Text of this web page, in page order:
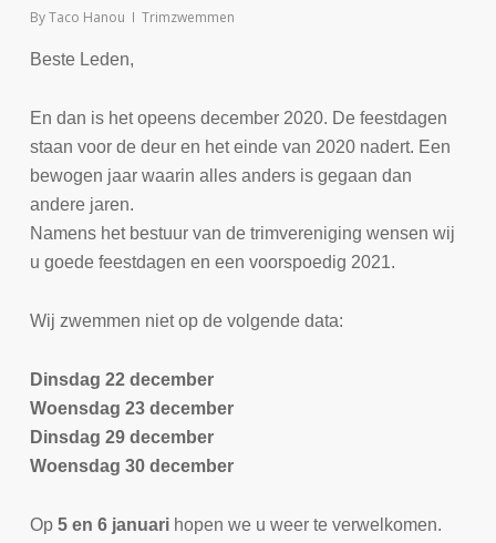
ByTaco Hanou Trimzwemmen
Beste Leden,
En dan is het opeens december 2020. De feestdagen
staan voor de deur en het einde van 2020 nadert. Een
bewogen jaar waarin alles anders is gegaan dan
andere jaren.
Namens het bestuur van de trimvereniging wensen wij
u goede feestdagen en een voorspoedig 2021.
Wij zwemmen niet op de volgende data:
Dinsdag 22 december
Woensdag 23 december
Dinsdag 29 december
Woensdag 30 december
Op5 en 6 januarihopen we u weer te verwelkomen.